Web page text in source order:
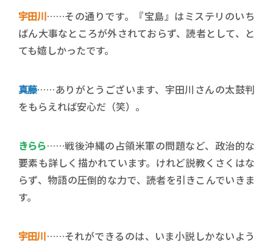
宇田川……その通りです。『宝島』はミステリのいち
ばん大事なところが外されておらず、読者として、と
ても嬉しかったです。
真藤……ありがとうございます、宇田川さんの太鼓判
をもらえれば安心だ（笑）。
きらら……戦後沖縄の占領米軍の問題など、政治的な
要素も詳しく描かれています。けれど説教くさくはな
らず、物語の圧倒的な力で、読者を引きこんでいきま
す。
宇田川……それができるのは、いま小説しかないよう